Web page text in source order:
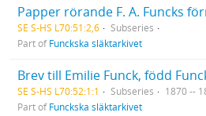
SE S-HS L70:51:2,6
Subseries
Part ofFunckska släktarkivet
Brev till Emilie Funck, född
SE S-HS L70:52:1:1 Subseries
1870 --
Part ofFunckska släktarkivet